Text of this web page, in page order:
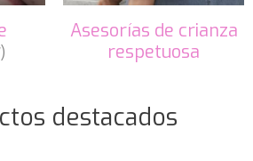
Asesorías de crianza
respetuosa
destacados